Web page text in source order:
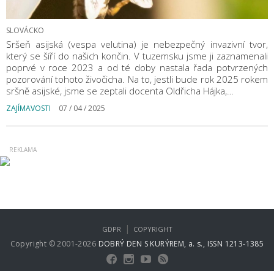
SLOVÁCKO
Sršeň asijská (vespa velutina) je nebezpečný invazivní tvor,
který se šíří do našich končin. V tuzemsku jsme ji zaznamenali
poprvé v roce 2023 a od té doby nastala řada potvrzených
pozorování tohoto živočicha. Na to, jestli bude rok 2025 rokem
sršně asijské, jsme se zeptali docenta Oldřicha Hájka,…
ZAJÍMAVOSTI 07 / 04 / 2025
Copyright © 2001-2026 DOBRÝ DEN S KURÝREM, a. s., ISSN 1213-1385
GDPR | COPYRIGHT